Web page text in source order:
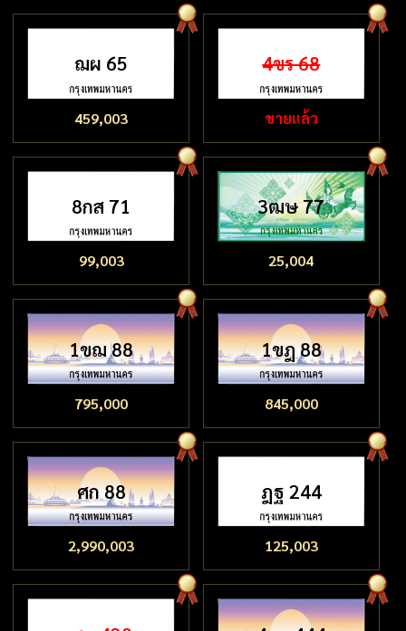
ฌผ 65
459,003
4ขร 68
ขายแล้ว
8กส 71
99,003
3ฒษ 77
25,004
1ขฌ 88
795,000
1ขฎ 88
845,000
ศก 88
2,990,003
ฎฐ 244
125,003